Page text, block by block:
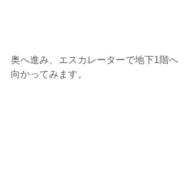
奥へ進み、エスカレーターで地下1階へ
向かってみます。